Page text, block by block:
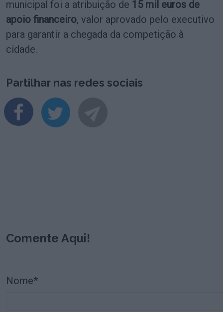
municipal foi a atribuição de 15 mil euros de
apoio financeiro, valor aprovado pelo executivo
para garantir a chegada da competição à
cidade.
Partilhar nas redes sociais
Comente Aqui!
Nome*